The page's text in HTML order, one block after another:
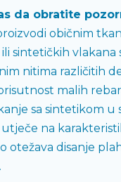
da obratite
običnim
sintetičkih vlakana
nitima različitih
malih
sa sintetikom u
na
otežava disanje